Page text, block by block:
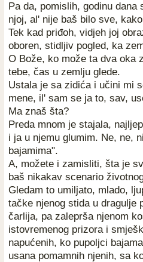
Pa da, pomislih, godinu
njoj, al' nije baš bilo sve,
Tek kad priđoh, vidjeh joj
oboren, stidljiv pogled, ka
O Bože, ko može ta dva oka
tebe, čas u zemlju glede.
Ustala je sa zidića i učini mi
mene, il' sam se ja to, sav,
Ma znaš šta?
Preda mnom je stajala,
i ja u njemu glumim. Ne, ne,
bajamima".
A, možete i zamisliti, šta je
baš nikakav scenario
Gledam to umiljato, mlado,
tačke njenog stida u dragulje
čarlija, pa zaleprša njenom
istovremenog prizora i
napućenih, ko pupoljci
usana pomamnih njenih, sa